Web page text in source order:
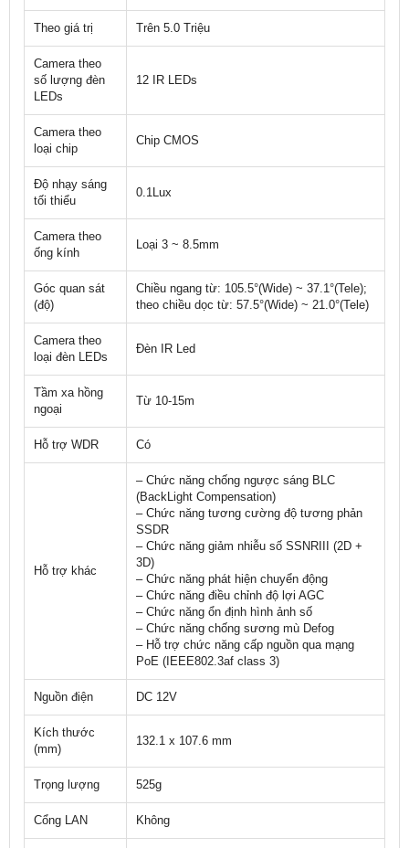
Theo giá trị Trên 5.0 Triệu
Camera theo
số lượng đèn
LEDs
12 IR LEDs
Camera theo
loại chip
Chip CMOS
Độ nhạy sáng
tối thiểu
0.1Lux
Camera theo
ống kính
Loại 3 ~ 8.5mm
Góc quan sát
(độ)
Chiều ngang từ: 105.5°(Wide) ~ 37.1°(Tele);
theo chiều dọc từ: 57.5°(Wide) ~ 21.0°(Tele)
Camera theo
loại đèn LEDs
Đèn IR Led
Tầm xa hồng
ngoại
Từ 10-15m
Hỗ trợ WDR Có
Hỗ trợ khác
– Chức năng chống ngược sáng BLC
(BackLight Compensation)
– Chức năng tương cường độ tương phản
SSDR
– Chức năng giảm nhiễu số SSNRIII (2D +
3D)
– Chức năng phát hiện chuyển động
– Chức năng điều chỉnh độ lợi AGC
– Chức năng ổn định hình ảnh số
– Chức năng chống sương mù Defog
– Hỗ trợ chức năng cấp nguồn qua mạng
PoE (IEEE802.3af class 3)
Nguồn điện DC 12V
Kích thước
(mm)
132.1 x 107.6 mm
Trọng lượng 525g
Cổng LAN Không